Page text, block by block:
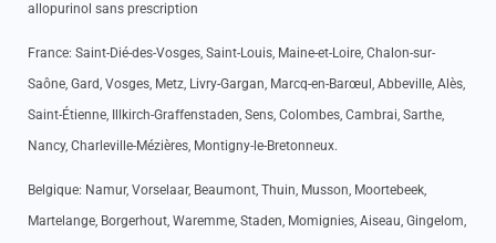
allopurinol sans prescription
France: Saint-Dié-des-Vosges, Saint-Louis, Maine-et-Loire, Chalon-sur-
Saône, Gard, Vosges, Metz, Livry-Gargan, Marcq-en-Barœul, Abbeville, Alès,
Saint-Étienne, Illkirch-Graffenstaden, Sens, Colombes, Cambrai, Sarthe,
Nancy, Charleville-Mézières, Montigny-le-Bretonneux.
Belgique: Namur, Vorselaar, Beaumont, Thuin, Musson, Moortebeek,
Martelange, Borgerhout, Waremme, Staden, Momignies, Aiseau, Gingelom,